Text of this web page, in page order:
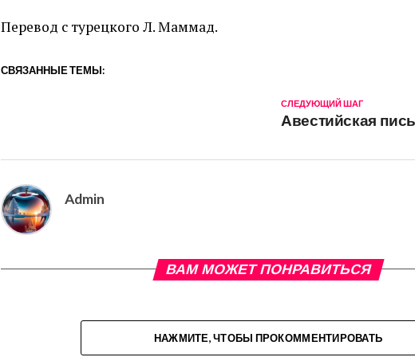
Перевод с турецкого Л. Маммад.
СВЯЗАННЫЕ ТЕМЫ:
СЛЕДУЮЩИЙ ШАГ
Авестийская
Admin
ВАМ МОЖЕТ ПОНРАВИТЬСЯ
НАЖМИТЕ, ЧТОБЫ ПРОКОММЕНТИРОВАТЬ